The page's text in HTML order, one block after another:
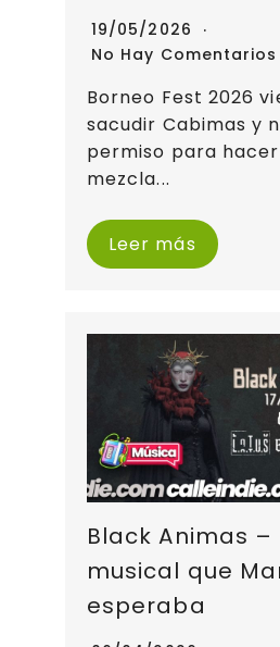
19/05/2026
No Hay Comentarios
Borneo Fest 2026
sacudir Cabimas y
permiso para
mezcla...
Leer más
Black Animas –
musical que
esperaba